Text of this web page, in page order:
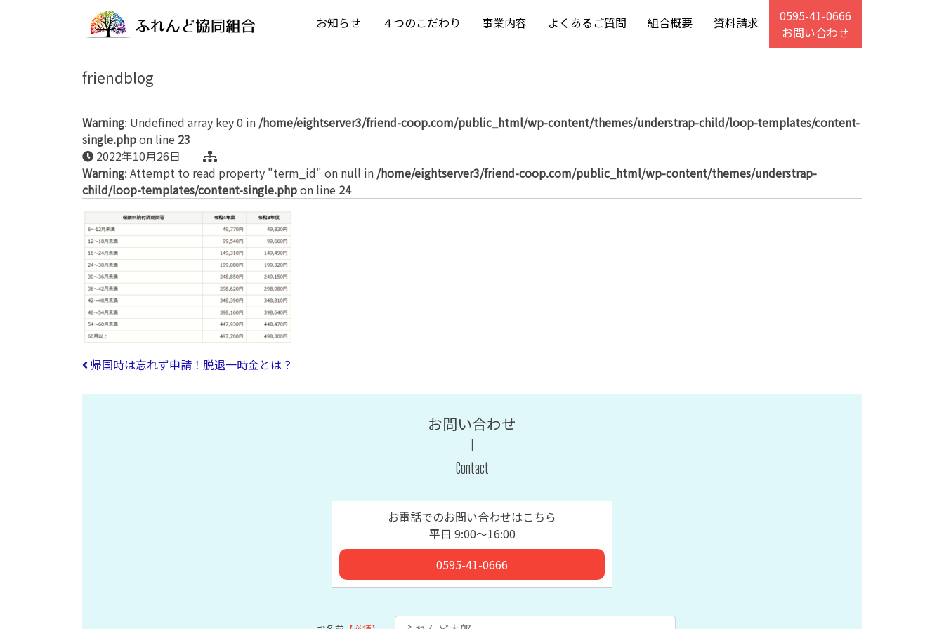
お知らせ ４つのこだわり 事業内容 よくあるご質問 組合概要 資料請求
0595-41-0666
お問い合わせ
friendblog
Warning: Undefined array key 0 in /home/eightserver3/friend-coop.com/public_html/wp-content/themes/understrap-child/loop-templates/content-
single.phpon line 23
2022年10月26日
Warning: Attempt to read property "term_id" on null in /home/eightserver3/friend-coop.com/public_html/wp-content/themes/understrap-
child/loop-templates/content-single.phpon line 24
投稿ナビゲーション
帰国時は忘れず申請！脱退一時金とは？
お問い合わせ
Contact
お電話でのお問い合わせはこちら
平日 9:00〜16:00
0595-41-0666